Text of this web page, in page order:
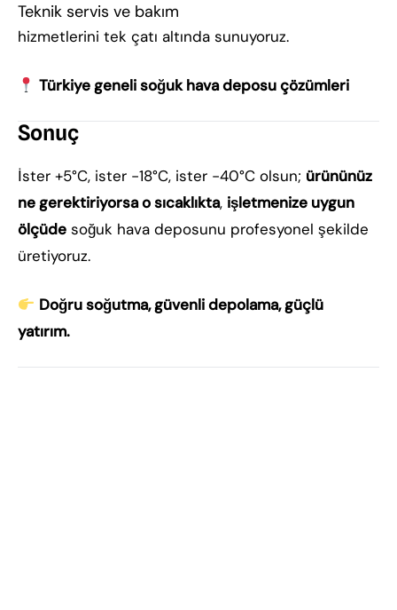
Teknik servis ve bakım
hizmetlerini tek çatı altında sunuyoruz.
Türkiye geneli soğuk hava deposu çözümleri
Sonuç
İster +5°C, ister -18°C, ister -40°C olsun; ürününüz
ne gerektiriyorsa o sıcaklıkta, işletmenize uygun
ölçüde soğuk hava deposunu profesyonel şekilde
üretiyoruz.
Doğru soğutma, güvenli depolama, güçlü
yatırım.